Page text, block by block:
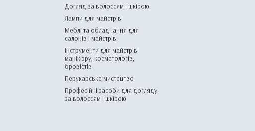
Догляд за волоссям і шкірою
Лампи для майстрів
Меблі та обладнання для
салонів і майстрів
Інструменти для майстрів
манікюру, косметологів,
бровістів
Перукарське мистецтво
Професійні засоби для догляду
за волоссям і шкірою